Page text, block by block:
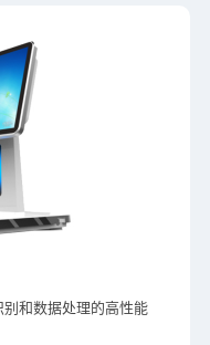
和数据处理的高性能